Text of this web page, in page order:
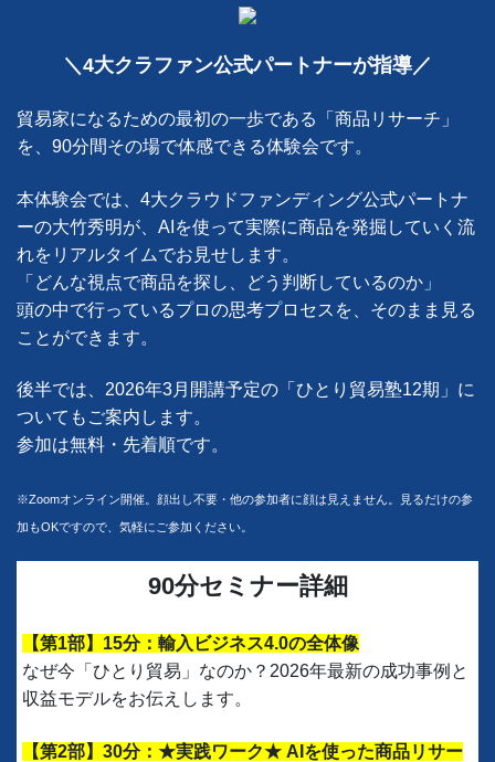
＼4大クラファン公式パートナーが指導／
貿易家になるための最初の一歩である「商品リサーチ」
を、90分間その場で体感できる体験会です。
本体験会では、4大クラウドファンディング公式パートナ
ーの大竹秀明が、AIを使って実際に商品を発掘していく流
れをリアルタイムでお見せします。
「どんな視点で商品を探し、どう判断しているのか」
頭の中で行っているプロの思考プロセスを、そのまま見る
ことができます。
後半では、2026年3月開講予定の「ひとり貿易塾12期」に
ついてもご案内します。
参加は無料・先着順です。
※Zoomオンライン開催。顔出し不要・他の参加者に顔は見えません。見るだけの参
加もOKですので、気軽にご参加ください。
90分セミナー詳細
【第1部】15分：輸入ビジネス4.0の全体像
なぜ今「ひとり貿易」なのか？2026年最新の成功事例と
収益モデルをお伝えします。
【第2部】30分：★実践ワーク★ AIを使った商品リサー